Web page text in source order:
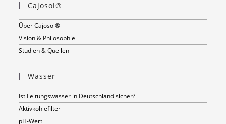
Cajosol®
Über Cajosol®
Vision & Philosophie
Studien & Quellen
Wasser
Ist Leitungswasser in Deutschland sicher?
Aktivkohlefilter
pH-Wert